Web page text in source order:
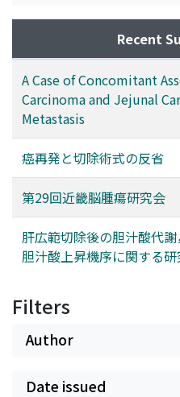
Recent
A Case of Concomitant
Carcinoma and Jejunal
Metastasis
癌再発と切除術式の反省
第29回近畿脳腫瘍研究会
肝広範切除後の胆汁酸代
胆汁酸上昇機序に関する研
Filters
Author
Date issued